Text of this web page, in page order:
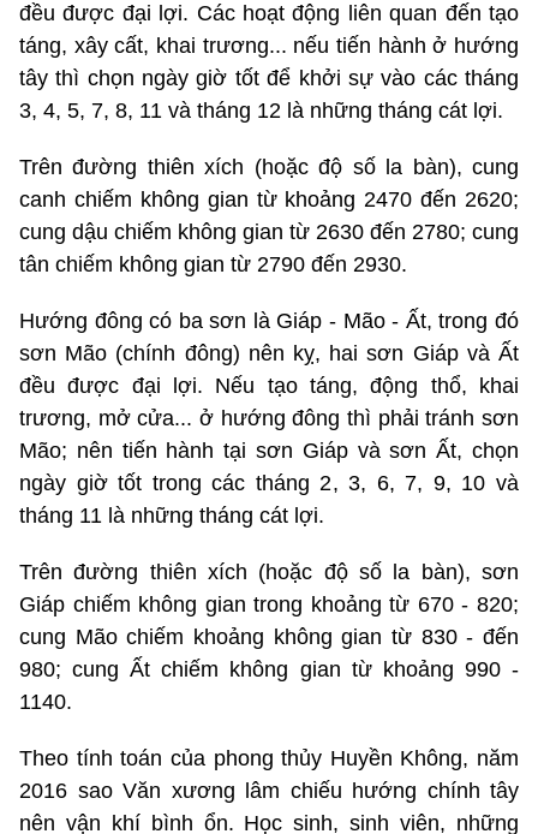
đều được đại lợi. Các hoạt động liên quan đến tạo
táng, xây cất, khai trương... nếu tiến hành ở hướng
tây thì chọn ngày giờ tốt để khởi sự vào các tháng
3, 4, 5, 7, 8, 11 và tháng 12 là những tháng cát lợi.
Trên đường thiên xích (hoặc độ số la bàn), cung
canh chiếm không gian từ khoảng 2470 đến 2620;
cung dậu chiếm không gian từ 2630 đến 2780; cung
tân chiếm không gian từ 2790 đến 2930.
Hướng đông có ba sơn là Giáp - Mão - Ất, trong đó
sơn Mão (chính đông) nên kỵ, hai sơn Giáp và Ất
đều được đại lợi. Nếu tạo táng, động thổ, khai
trương, mở cửa... ở hướng đông thì phải tránh sơn
Mão; nên tiến hành tại sơn Giáp và sơn Ất, chọn
ngày giờ tốt trong các tháng 2, 3, 6, 7, 9, 10 và
tháng 11 là những tháng cát lợi.
Trên đường thiên xích (hoặc độ số la bàn), sơn
Giáp chiếm không gian trong khoảng từ 670 - 820;
cung Mão chiếm khoảng không gian từ 830 - đến
980; cung Ất chiếm không gian từ khoảng 990 -
1140.
Theo tính toán của phong thủy Huyền Không, năm
2016 sao Văn xương lâm chiếu hướng chính tây
nên vận khí bình ổn. Học sinh, sinh viên, những